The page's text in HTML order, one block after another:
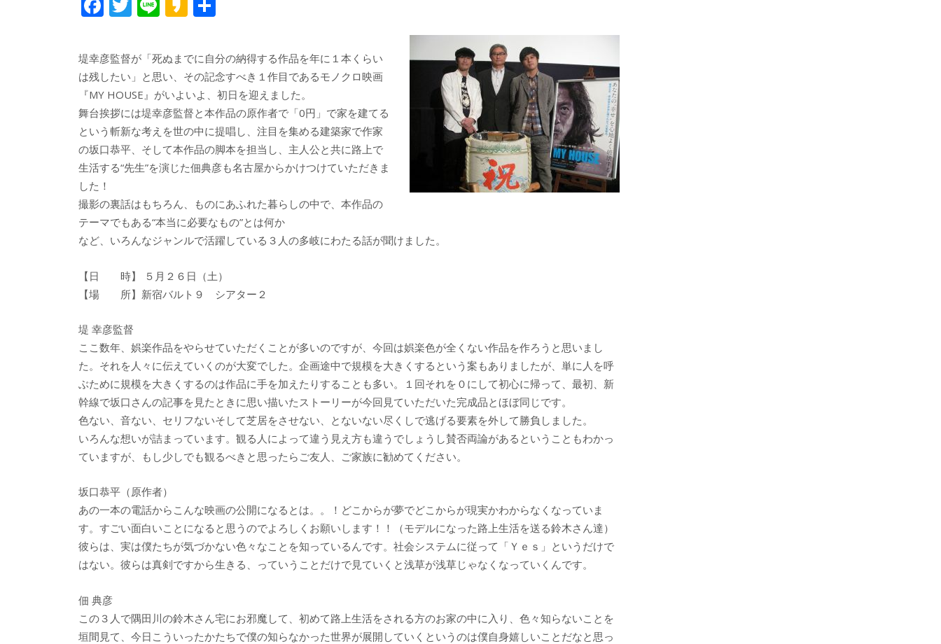
e
b
o
o
k
itt
er
e k
a
o
堤幸彦監督が「死ぬまでに自分の納得する作品を年に１本くらい
は残したい」と思い、その記念すべき１作目であるモノクロ映画
『MY HOUSE』がいよいよ、初日を迎えました。
舞台挨拶には堤幸彦監督と本作品の原作者で「0円」で家を建てる
という斬新な考えを世の中に提唱し、注目を集める建築家で作家
の坂口恭平、そして本作品の脚本を担当し、主人公と共に路上で
生活する“先生”を演じた佃典彦も名古屋からかけつけていただきま
した！
撮影の裏話はもちろん、ものにあふれた暮らしの中で、本作品の
テーマでもある“本当に必要なもの”とは何か
など、いろんなジャンルで活躍している３人の多岐にわたる話が聞けました。
【日 時】 ５月２６日（土）
【場 所】新宿バルト９ シアター２
堤 幸彦監督
ここ数年、娯楽作品をやらせていただくことが多いのですが、今回は娯楽色が全くない作品を作ろうと思いまし
た。それを人々に伝えていくのが大変でした。企画途中で規模を大きくするという案もありましたが、単に人を呼
ぶために規模を大きくするのは作品に手を加えたりすることも多い。１回それを０にして初心に帰って、最初、新
幹線で坂口さんの記事を見たときに思い描いたストーリーが今回見ていただいた完成品とほぼ同じです。
色ない、音ない、セリフないそして芝居をさせない、とないない尽くしで逃げる要素を外して勝負しました。
いろんな想いが詰まっています。観る人によって違う見え方も違うでしょうし賛否両論があるということもわかっ
ていますが、もし少しでも観るべきと思ったらご友人、ご家族に勧めてください。
坂口恭平（原作者）
あの一本の電話からこんな映画の公開になるとは。。！どこからが夢でどこからが現実かわからなくなっていま
す。すごい面白いことになると思うのでよろしくお願いします！！（モデルになった路上生活を送る鈴木さん達）
彼らは、実は僕たちが気づかない色々なことを知っているんです。社会システムに従って「Ｙｅｓ」というだけで
はない。彼らは真剣ですから生きる、っていうことだけで見ていくと浅草が浅草じゃなくなっていくんです。
佃 典彦
この３人で隅田川の鈴木さん宅にお邪魔して、初めて路上生活をされる方のお家の中に入り、色々知らないことを
垣間見て、今日こういったかたちで僕の知らなかった世界が展開していくというのは僕自身嬉しいことだなと思っ